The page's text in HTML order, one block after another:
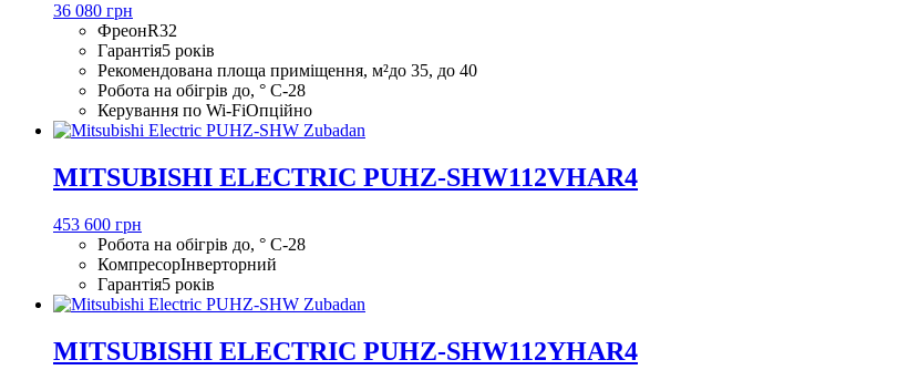
36 080 грн
ФреонR32
Гарантія5 років
Рекомендована площа приміщення, м²до 35, до 40
Робота на обігрів до, ° С-28
Керування по Wi-FiОпційно
MITSUBISHI ELECTRIC PUHZ-SHW112VHAR4
453 600 грн
Робота на обігрів до, ° С-28
КомпресорІнверторний
Гарантія5 років
MITSUBISHI ELECTRIC PUHZ-SHW112YHAR4